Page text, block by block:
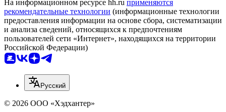
На информационном ресурсе hh.ru применяются
рекомендательные технологии (информационные технологии
предоставления информации на основе сбора, систематизации
и анализа сведений, относящихся к предпочтениям
пользователей сети «Интернет», находящихся на территории
Российской Федерации)
Русский
© 2026 ООО «Хэдхантер»